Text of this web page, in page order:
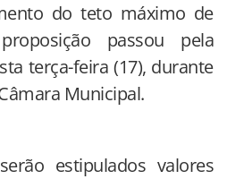
do teto máximo de
passou pela
terça-feira (17), durante
Municipal.
estipulados valores